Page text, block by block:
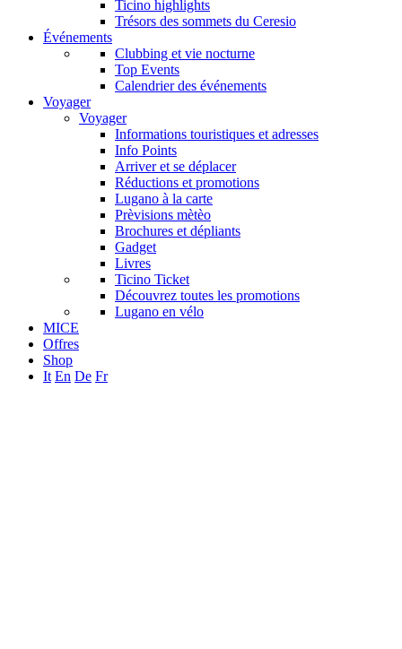
Ticino highlights
Trésors des sommets du Ceresio
Événements
Clubbing et vie nocturne
Top Events
Calendrier des événements
Voyager
Voyager
Informations touristiques et adresses
Info Points
Arriver et se déplacer
Réductions et promotions
Lugano à la carte
Prèvisions mètèo
Brochures et dépliants
Gadget
Livres
Ticino Ticket
Découvrez toutes les promotions
Lugano en vélo
MICE
Offres
Shop
It En De Fr